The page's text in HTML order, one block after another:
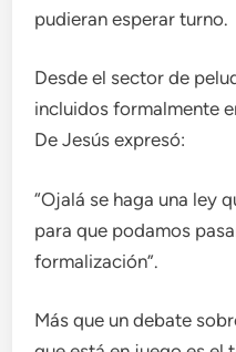
pudieran esperar turno.
Desde el sector de
incluidos formalmente
De Jesús expresó:
“Ojalá se haga una ley
para que podamos
formalización”.
Más que un debate